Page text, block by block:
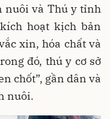
nuôi và Thú y tỉnh
hoạt kịch bản
xin, hóa chất và
đó, thú y cơ sở
chốt”, gần dân và
nuôi.